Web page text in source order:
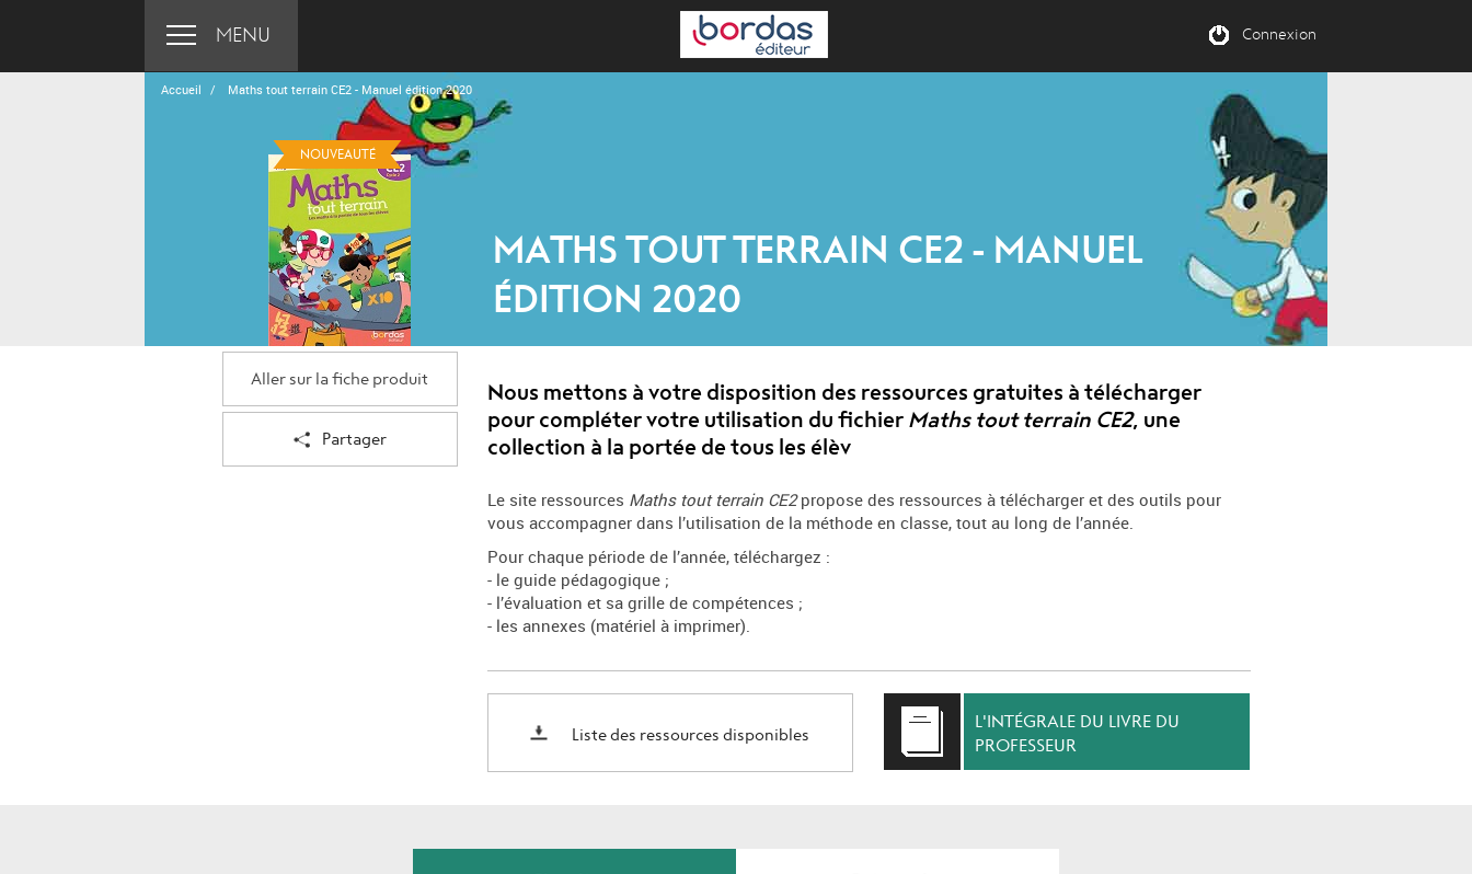
MENU Connexion
Accueil Maths tout terrain CE2 - Manuel édition 2020
MATHS TOUT TERRAIN CE2 - MANUEL
ÉDITION 2020
NOUVEAUTÉ
Aller sur la fiche produit
Partager
Nous mettons à votre disposition des ressources gratuites à télécharger
pour compléter votre utilisation du fichier Maths tout terrain CE2, une
collection à la portée de tous les élèv
Le site ressources Maths tout terrain CE2propose des ressources à télécharger et des outils pour
vous accompagner dans l’utilisation de la méthode en classe, tout au long de l’année.
Pour chaque période de l’année, téléchargez :
- le guide pédagogique ;
- l’évaluation et sa grille de compétences ;
- les annexes (matériel à imprimer).
Liste des ressources disponibles
L'INTÉGRALE DU LIVRE DU
PROFESSEUR